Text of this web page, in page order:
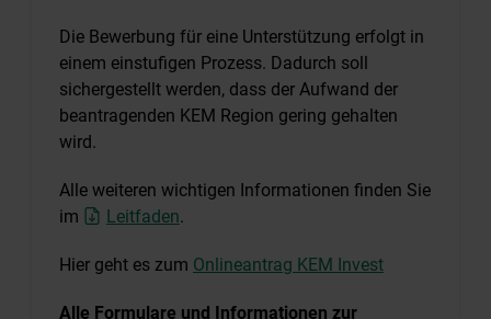
Die Bewerbung für eine Unterstützung erfolgt in
einem einstufigen Prozess. Dadurch soll
sichergestellt werden, dass der Aufwand der
beantragenden KEM Region gering gehalten
wird.
Alle weiteren wichtigen Informationen finden Sie
im
Leitfaden.
Hier geht es zum Onlineantrag KEM Invest
Alle Formulare und Informationen zur